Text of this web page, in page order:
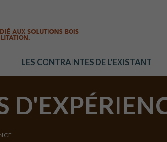
LES CONTRAINTES DE L’EXISTANT